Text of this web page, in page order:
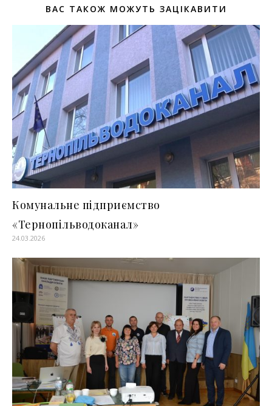
ВАС ТАКОЖ МОЖУТЬ ЗАЦІКАВИТИ
Комунальне підприємство
«Тернопільводоканал»
24.03.2026